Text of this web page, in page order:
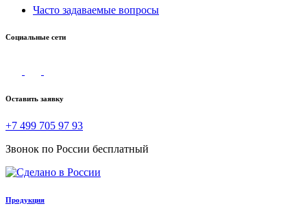
Часто задаваемые вопросы
Социальные сети
Оставить заявку
+7 499 705 97 93
Звонок по России бесплатный
Продукция